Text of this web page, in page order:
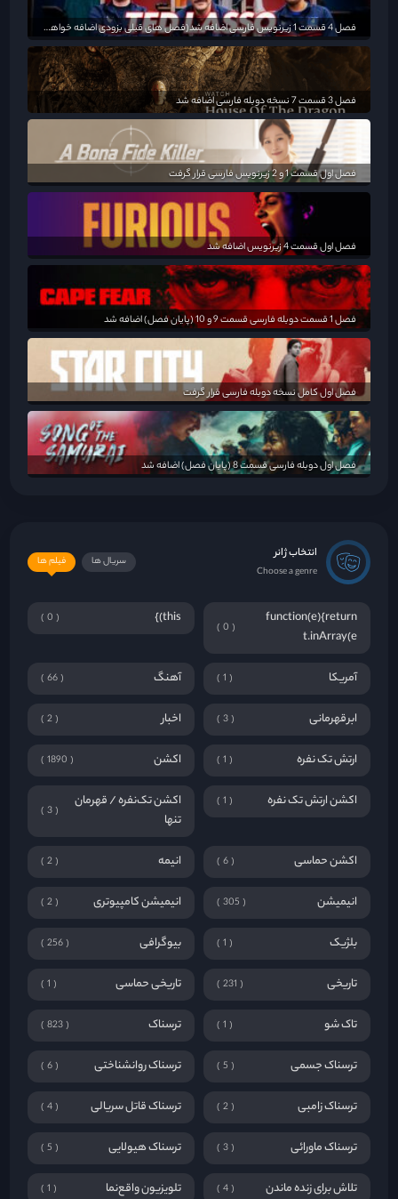
فصل 4 قسمت 1 زیرنویس فارسی اضافه شد(فصل های قبلی بزودی اضافه خواهد شد)
فصل 3 قسمت 7 نسخه دوبله فارسی اضافه شد
فصل اول قسمت 1 و 2 زیرنویس فارسی قرار گرفت
فصل اول قسمت 4 زیرنویس اضافه شد
فصل 1 قسمت دوبله فارسی قسمت 9 و 10 (پایان فصل) اضافه شد
فصل اول کامل نسخه دوبله فارسی قرار گرفت
فصل اول دوبله فارسی قسمت 8 (پایان فصل) اضافه شد
انتخاب ژانر
Choose a genre
فیلم ها سریال ها
function(e){return
t.inArray(e
0
this)}
0
آمریکا 1 آهنگ 66
ابرقهرمانی 3 اخبار 2
ارتش تک نفره 1 اکشن 1890
اکشن ارتش تک نفره 1
اکشن تک‌نفره / قهرمان
تنها
3
اکشن حماسی 6 انیمه 2
انیمیشن 305 انیمیشن کامپیوتری 2
بلژیک 1 بیوگرافی 256
تاریخی 231 تاریخی حماسی 1
تاک شو 1 ترسناک 823
ترسناک جسمی 5 ترسناک روانشناختی 6
ترسناک زامبی 2 ترسناک قاتل سریالی 4
ترسناک ماورائی 3 ترسناک هیولایی 5
تلاش برای زنده ماندن 4 تلویزیون واقع‌نما 1